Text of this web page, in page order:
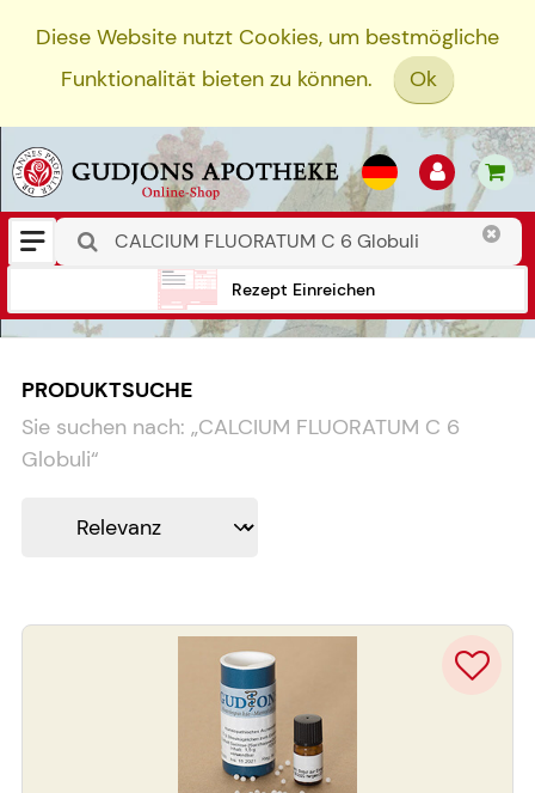
Diese Website nutzt Cookies, um bestmögliche
Funktionalität bieten zu können.
Ok
Rezept Einreichen
PRODUKTSUCHE
Sie suchen nach: „CALCIUM FLUORATUM C 6
Globuli“